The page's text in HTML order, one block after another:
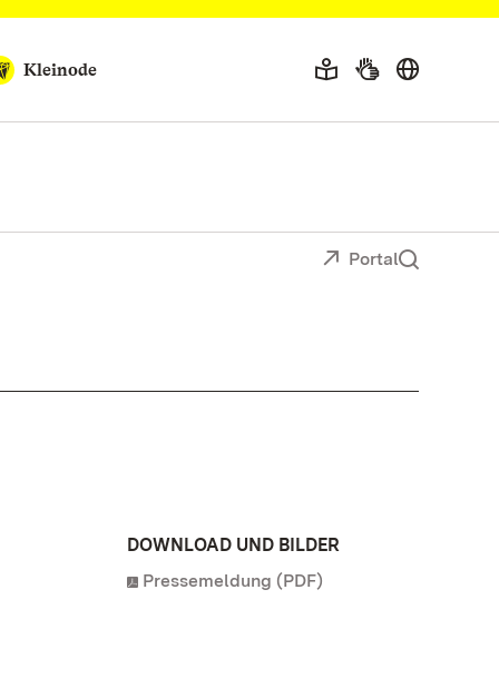
Kleinode
Portal
DOWNLOAD UND BILDER
Pressemeldung (PDF)